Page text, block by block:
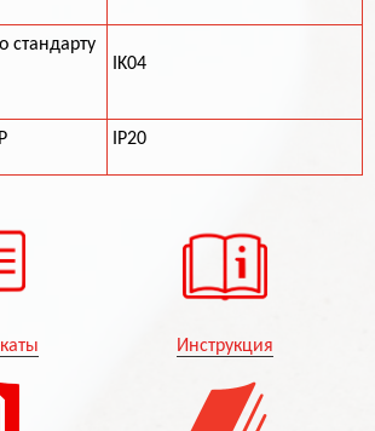
стандарту
IK04
IP20
Инструкция